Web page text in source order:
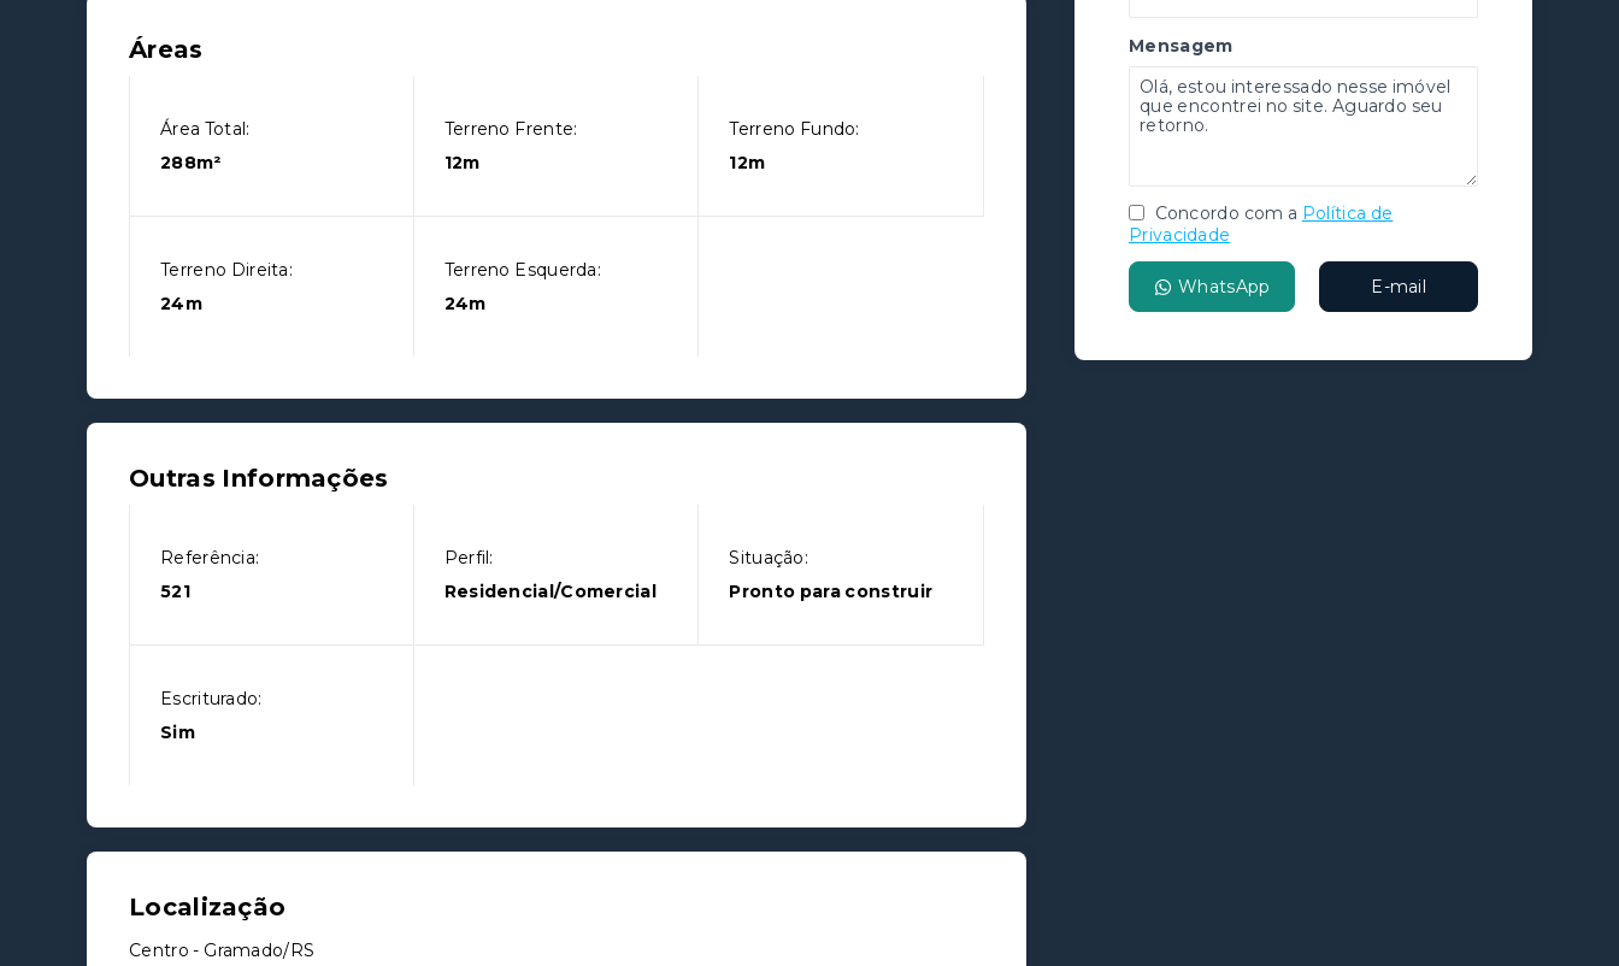
Áreas
Área Total:
288m²
Terreno Frente:
12m
Terreno Fundo:
12m
Terreno Direita:
24m
Terreno Esquerda:
24m
Outras Informações
Referência:
521
Perfil:
Residencial/Comercial
Situação:
Pronto para construir
Escriturado:
Sim
Localização
Centro - Gramado/RS
Mensagem
Concordo com a Política de
Privacidade
WhatsApp E-mail